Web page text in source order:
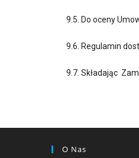
9.5. Do oceny
9.6. Regulamin
9.7. Składając
O Nas